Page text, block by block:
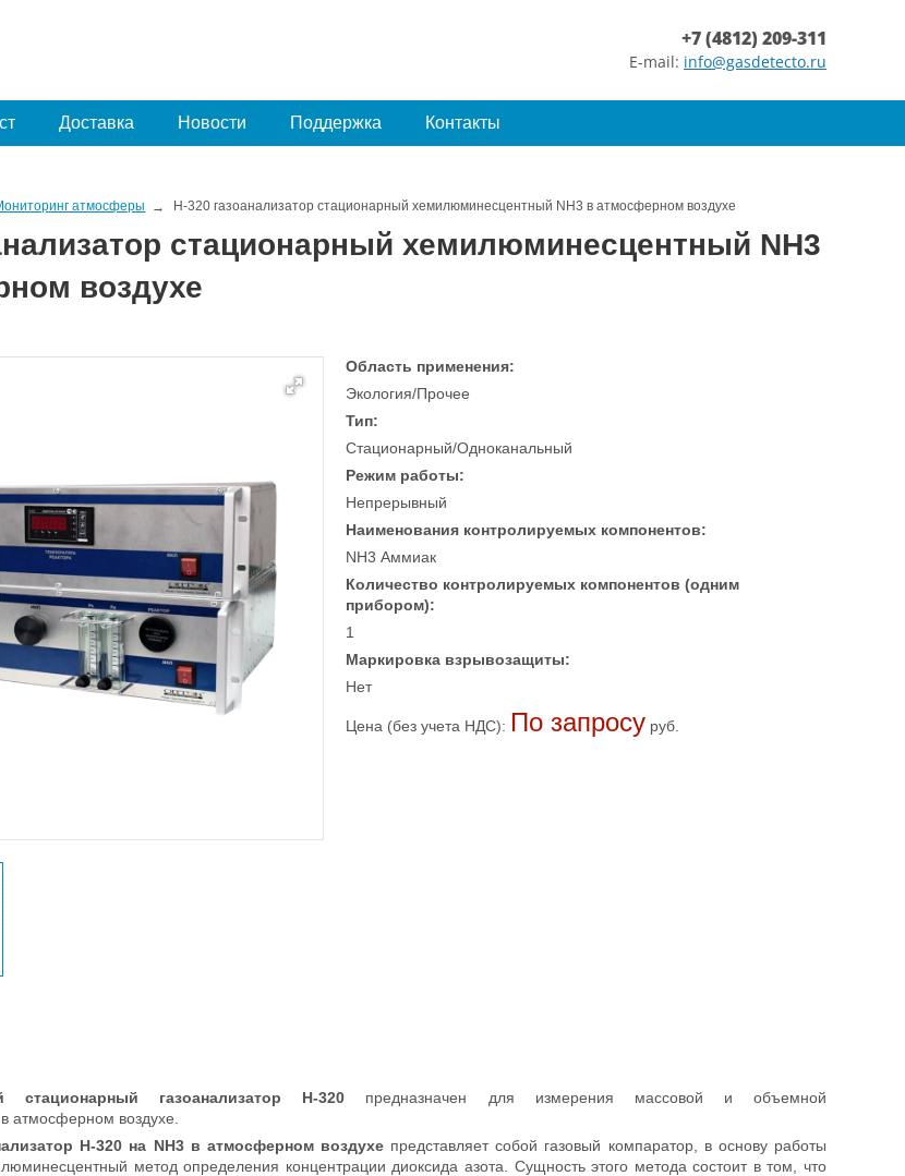
+7 (4812) 209-311
E-mail: info@gasdetecto.ru
Доставка Новости Поддержка Контакты
атмосферы H-320 газоанализатор стационарный хемилюминесцентный NH3 в атмосферном воздухе
стационарный хемилюминесцентный NH3
воздухе
Область применения:
Экология/Прочее
Тип:
Стационарный/Одноканальный
Режим работы:
Непрерывный
Наименования контролируемых компонентов:
NH3 Аммиак
Количество контролируемых компонентов (одним
прибором):
1
Маркировка взрывозащиты:
Нет
Цена (без учета НДС): По запросу руб.
стационарный газоанализатор Н-320 предназначен для измерения массовой и объемной
атмосферном воздухе.
Н-320 на NH3 в атмосферном воздухе представляет собой газовый компаратор, в основу работы
метод определения концентрации диоксида азота. Сущность этого метода состоит в том, что